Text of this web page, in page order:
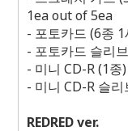
1ea out of 5ea
- 포토카드 (6종 1
- 포토카드 슬리브
- 미니 CD-R (1종
- 미니 CD-R 슬리
REDRED ver.